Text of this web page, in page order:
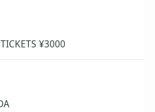
¥3000